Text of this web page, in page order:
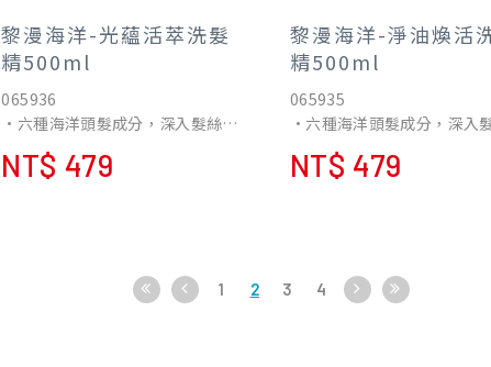
黎漫海洋-光蘊活萃洗髮
精500ml
065936
•六種海洋頭髮成分，深入髮絲與
•針對不同髮質問體，改善受損髮
NT$ 479
黎漫海洋-淨油煥活
精500ml
065935
•六種海洋頭髮成分，深入
•針對不同髮質問體，改善受
NT$ 479
1 2 3 4